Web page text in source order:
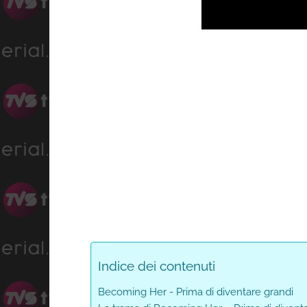
Indice dei contenuti
Becoming Her - Prima di diventare grandi